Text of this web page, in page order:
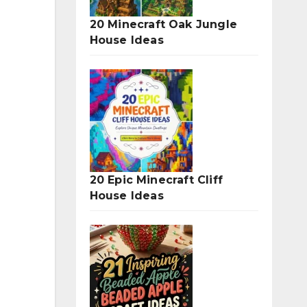
20 Minecraft Oak Jungle
House Ideas
20 Epic Minecraft Cliff
House Ideas